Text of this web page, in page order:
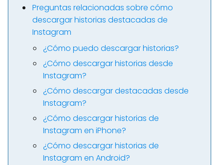
Preguntas relacionadas sobre cómo
descargar historias destacadas de
Instagram
¿Cómo puedo descargar historias?
¿Cómo descargar historias desde
Instagram?
¿Cómo descargar destacadas desde
Instagram?
¿Cómo descargar historias de
Instagram en iPhone?
¿Cómo descargar historias de
Instagram en Android?